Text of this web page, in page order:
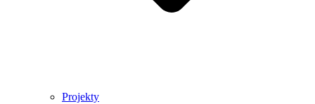
Projekty